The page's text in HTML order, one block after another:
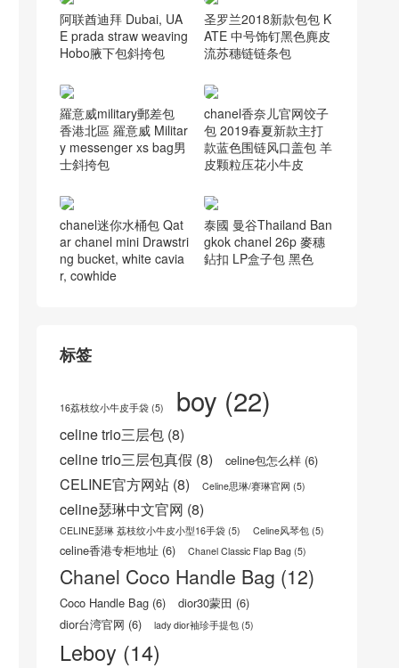
戈雅法棍包多少錢 香港
大嶼山區梅窩 Goyard
bottega veneta官網 bv
arco包尺寸 BVmini AR
阿联酋迪拜 Dubai, UA
E prada straw weaving
Hobo腋下包斜挎包
圣罗兰2018新款包包 K
ATE 中号饰钉黑色麂皮
流苏穗链链条包
羅意威military郵差包
香港北區 羅意威 Militar
y messenger xs bag男
士斜挎包
chanel香奈儿官网饺子
包 2019春夏新款主打
款蓝色围链风口盖包 羊
ar chanel mini Drawstri
标签
16荔枝纹小牛皮手袋 (5) boy
celine trio三层包(8)
celine trio三层包真假(8) celine包怎么样(6)
CELINE官方网站 (8) Celine思琳/赛琳官网
celine瑟琳中文官网(8)
CELINE瑟琳 荔枝纹小牛皮小型16手袋
celine香港专柜地址